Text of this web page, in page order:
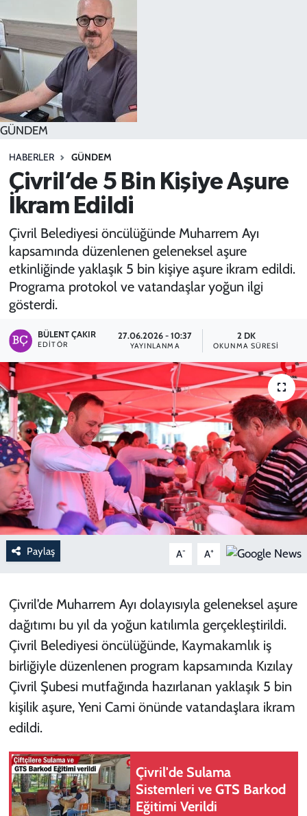
GÜNDEM
HABERLER GÜNDEM
Çivril’de 5 Bin Kişiye Aşure
İkram Edildi
Çivril Belediyesi öncülüğünde Muharrem Ayı
kapsamında düzenlenen geleneksel aşure
etkinliğinde yaklaşık 5 bin kişiye aşure ikram edildi.
Programa protokol ve vatandaşlar yoğun ilgi
gösterdi.
BÜLENT ÇAKIR
EDITÖR
27.06.2026 - 10:37
YAYINLANMA
2 DK
OKUNMA SÜRESI
Paylaş A- A+
Çivril’de Muharrem Ayı dolayısıyla geleneksel aşure
dağıtımı bu yıl da yoğun katılımla gerçekleştirildi.
Çivril Belediyesi öncülüğünde, Kaymakamlık iş
birliğiyle düzenlenen program kapsamında Kızılay
Çivril Şubesi mutfağında hazırlanan yaklaşık 5 bin
kişilik aşure, Yeni Cami önünde vatandaşlara ikram
edildi.
Çivril'de Sulama
Sistemleri ve GTS Barkod
Eğitimi Verildi
SPOR
TEKNOLOJİ
YAŞAM